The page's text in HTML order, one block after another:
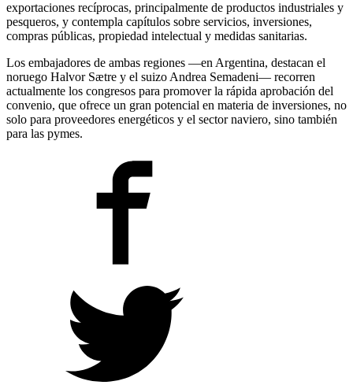
exportaciones recíprocas, principalmente de productos industriales y
pesqueros, y contempla capítulos sobre servicios, inversiones,
compras públicas, propiedad intelectual y medidas sanitarias.
Los embajadores de ambas regiones —en Argentina, destacan el
noruego Halvor Sætre y el suizo Andrea Semadeni— recorren
actualmente los congresos para promover la rápida aprobación del
convenio, que ofrece un gran potencial en materia de inversiones, no
solo para proveedores energéticos y el sector naviero, sino también
para las pymes.